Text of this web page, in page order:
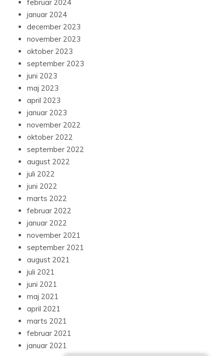
februar 2024
januar 2024
december 2023
november 2023
oktober 2023
september 2023
juni 2023
maj 2023
april 2023
januar 2023
november 2022
oktober 2022
september 2022
august 2022
juli 2022
juni 2022
marts 2022
februar 2022
januar 2022
november 2021
september 2021
august 2021
juli 2021
juni 2021
maj 2021
april 2021
marts 2021
februar 2021
januar 2021